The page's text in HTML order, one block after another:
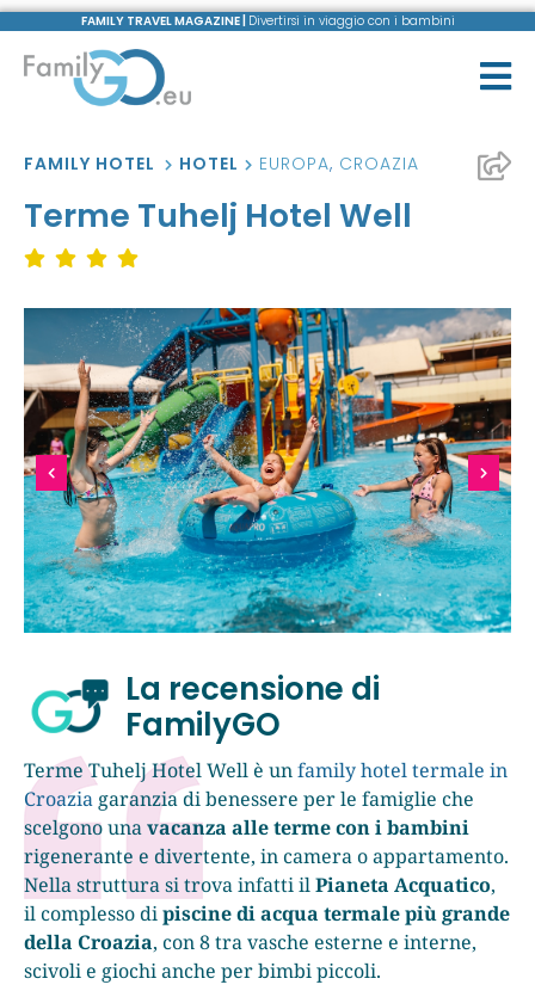
FAMILY TRAVEL MAGAZINE | Divertirsi in viaggio con i bambini
FAMILY HOTEL HOTEL EUROPA, CROAZIA
Terme Tuhelj Hotel Well
La recensione di
FamilyGO
Terme Tuhelj Hotel Well è unfamily hotel termale in
Croaziagaranzia di benessere per le famiglie che
scelgono unavacanza alle terme con i bambini
rigenerante e divertente, in camera o appartamento.
Nella struttura si trova infatti ilPianeta Acquatico,
il complesso dipiscine di acqua termale più grande
della Croazia, con 8 tra vasche esterne e interne,
scivoli e giochi anche per bimbi piccoli.